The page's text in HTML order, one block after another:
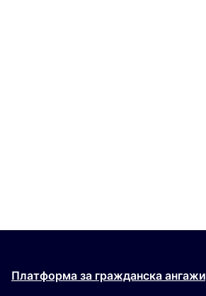
Платформа за гражданска